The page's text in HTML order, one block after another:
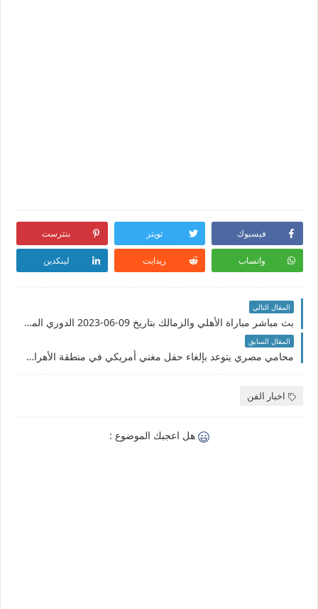
فيسبوك تويتر بنترست
واتساب ريدايت لينكدين
المقال التالي
بث مباشر مباراة الأهلي والزمالك بتاريخ 09-06-2023 الدوري المصري
المقال السابق
محامي مصري يتوعد بإلغاء حفل مغني أمريكي في منطقة الأهرامات .. والسبب سوف يصدمك حرفياً !!
اخبار الفن
هل اعجبك الموضوع :